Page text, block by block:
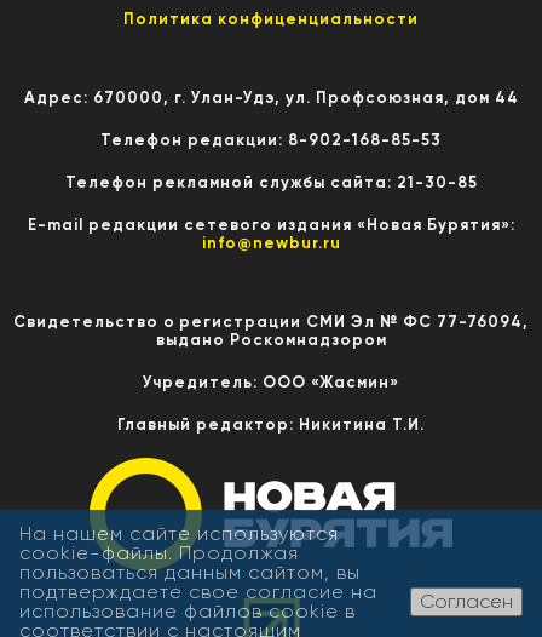
Политика конфиценциальности
Адрес: 670000, г. Улан-Удэ, ул. Профсоюзная, дом 44
Телефон редакции: 8-902-168-85-53
Телефон рекламной службы сайта: 21-30-85
E-mail редакции сетевого издания «Новая Бурятия»:
info@newbur.ru
Свидетельство о регистрации СМИ Эл № ФС 77-76094,
выдано Роскомнадзором
Учредитель: ООО «Жасмин»
Главный редактор: Никитина Т.И.
На нашем сайте используются
cookie-файлы. Продолжая
пользоваться данным сайтом, вы
подтверждаете свое согласие на
использование файлов cookie в
соответствии с настоящим
Согласен